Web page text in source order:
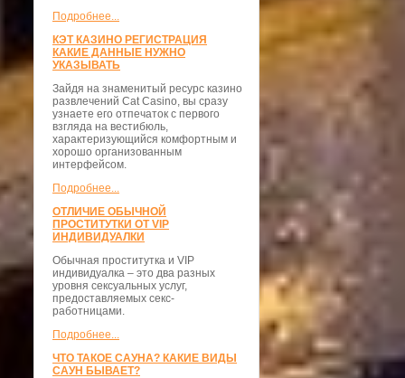
Подробнее...
КЭТ КАЗИНО РЕГИСТРАЦИЯ
КАКИЕ ДАННЫЕ НУЖНО
УКАЗЫВАТЬ
Зайдя на знаменитый ресурс казино
развлечений Cat Casino, вы сразу
узнаете его отпечаток с первого
взгляда на вестибюль,
характеризующийся комфортным и
хорошо организованным
интерфейсом.
Подробнее...
ОТЛИЧИЕ ОБЫЧНОЙ
ПРОСТИТУТКИ ОТ VIP
ИНДИВИДУАЛКИ
Обычная проститутка и VIP
индивидуалка – это два разных
уровня сексуальных услуг,
предоставляемых секс-
работницами.
Подробнее...
ЧТО ТАКОЕ САУНА? КАКИЕ ВИДЫ
САУН БЫВАЕТ?